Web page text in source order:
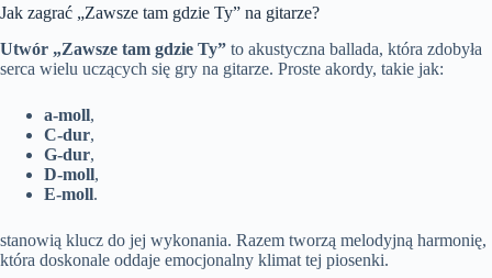
Jak zagrać „Zawsze tam gdzie Ty” na gitarze?
Utwór „Zawsze tam gdzie Ty” to akustyczna ballada, która zdobyła
serca wielu uczących się gry na gitarze. Proste akordy, takie jak:
a-moll,
C-dur,
G-dur,
D-moll,
E-moll.
stanowią klucz do jej wykonania. Razem tworzą melodyjną harmonię,
która doskonale oddaje emocjonalny klimat tej piosenki.